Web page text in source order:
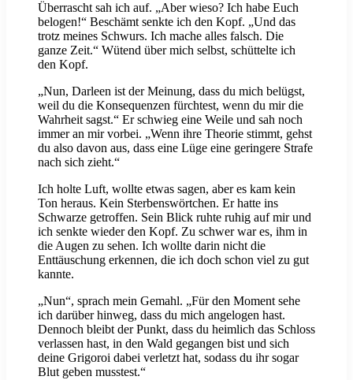
Überrascht sah ich auf. „Aber wieso? Ich habe Euch
belogen!“ Beschämt senkte ich den Kopf. „Und das
trotz meines Schwurs. Ich mache alles falsch. Die
ganze Zeit.“ Wütend über mich selbst, schüttelte ich
den Kopf.
„Nun, Darleen ist der Meinung, dass du mich belügst,
weil du die Konsequenzen fürchtest, wenn du mir die
Wahrheit sagst.“ Er schwieg eine Weile und sah noch
immer an mir vorbei. „Wenn ihre Theorie stimmt, gehst
du also davon aus, dass eine Lüge eine geringere Strafe
nach sich zieht.“
Ich holte Luft, wollte etwas sagen, aber es kam kein
Ton heraus. Kein Sterbenswörtchen. Er hatte ins
Schwarze getroffen. Sein Blick ruhte ruhig auf mir und
ich senkte wieder den Kopf. Zu schwer war es, ihm in
die Augen zu sehen. Ich wollte darin nicht die
Enttäuschung erkennen, die ich doch schon viel zu gut
kannte.
„Nun“, sprach mein Gemahl. „Für den Moment sehe
ich darüber hinweg, dass du mich angelogen hast.
Dennoch bleibt der Punkt, dass du heimlich das Schloss
verlassen hast, in den Wald gegangen bist und sich
deine Grigoroi dabei verletzt hat, sodass du ihr sogar
Blut geben musstest.“